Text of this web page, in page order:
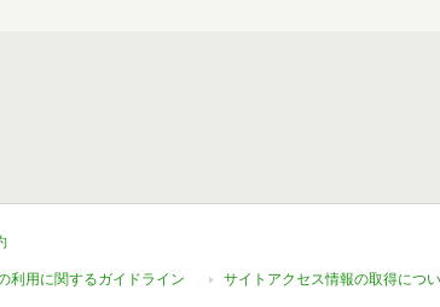
利用に関するガイドライン サイトアクセス情報の取得につ